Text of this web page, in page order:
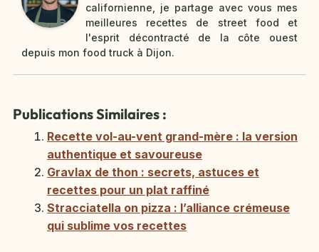
californienne, je partage avec vous mes
meilleures recettes de street food et
l'esprit décontracté de la côte ouest
depuis mon food truck à Dijon.
Publications Similaires :
Recette vol-au-vent grand-mère : la version
authentique et savoureuse
Gravlax de thon : secrets, astuces et
recettes pour un plat raffiné
Stracciatella on pizza : l’alliance crémeuse
qui sublime vos recettes